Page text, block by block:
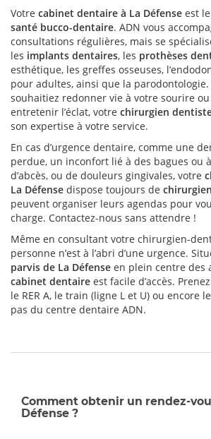
Votre cabinet dentaire à La Défense est
santé bucco-dentaire. ADN vous
consultations régulières, mais se
les implants dentaires, les prothèses
esthétique, les greffes osseuses,
pour adultes, ainsi que la parodontologie.
souhaitiez redonner vie à votre sourire
entretenir l’éclat, votre chirurgien
son expertise à votre service.
En cas d’urgence dentaire, comme une
perdue, un inconfort lié à des bagues ou
d’abcès, ou de douleurs gingivales, votre
La Défense dispose toujours de
peuvent organiser leurs agendas pour
charge. Contactez-nous sans attendre !
Même en consultant votre chirurgien-
personne n’est à l’abri d’une urgence.
parvis de La Défense en plein centre des
cabinet dentaire est facile d’accès.
le RER A, le train (ligne L et U) ou encore
pas du centre dentaire ADN.
Comment obtenir un rendez-
Défense ?